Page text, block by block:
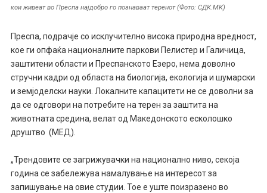
кои живеат во Преспа најдобро го познаваат теренот (Фото: СДК.МК)
Преспа, подрачје со исклучително висока природна вредност,
кое ги опфаќа националните паркови Пелистер и Галичица,
заштитени области и Преспанското Езеро, нема доволно
стручни кадри од областа на биологија, екологија и шумарски
и земјоделски науки. Локалните капацитети не се доволни за
да се одговори на потребите на терен за заштита на
животната средина, велат од Македонското есколошко
друштво (МЕД).
„Трендовите се загрижувачки на национално ниво, секоја
година се забележува намалување на интересот за
запишување на овие студии. Тое е уште поизразено во